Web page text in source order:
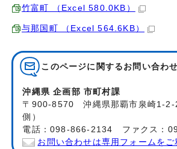
竹富町 （Excel 580.0KB）
与那国町 （Excel 564.6KB）
このページに関する お問い合わせ
沖縄県 企画部 市町村課
〒900-8570 沖縄県那覇市泉崎1-2-
側）
電話：098-866-2134 ファクス：
お問い合わせは専用フォームをご